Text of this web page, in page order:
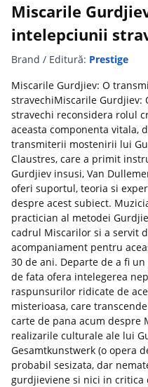
Miscarile
intelepciunii
Brand / Editură: Prestige
Miscarile Gurdjiev: O
stravechiMiscarile
stravechi reconsidera rolul
aceasta componenta vitala,
transmiterii mostenirii lui
Claustres, care a primit
Gurdjiev insusi, Van
oferi suportul, teoria si
despre acest subiect.
practician al metodei
cadrul Miscarilor si a servit
acompaniament pentru
30 de ani. Departe de a fi
de fata ofera intelegerea
raspunsurilor ridicate de
misterioasa, care
carte de pana acum despre
realizarile culturale ale lui
Gesamtkunstwerk (o opera
probabil sesizata, dar
gurdjieviene si nici in critica